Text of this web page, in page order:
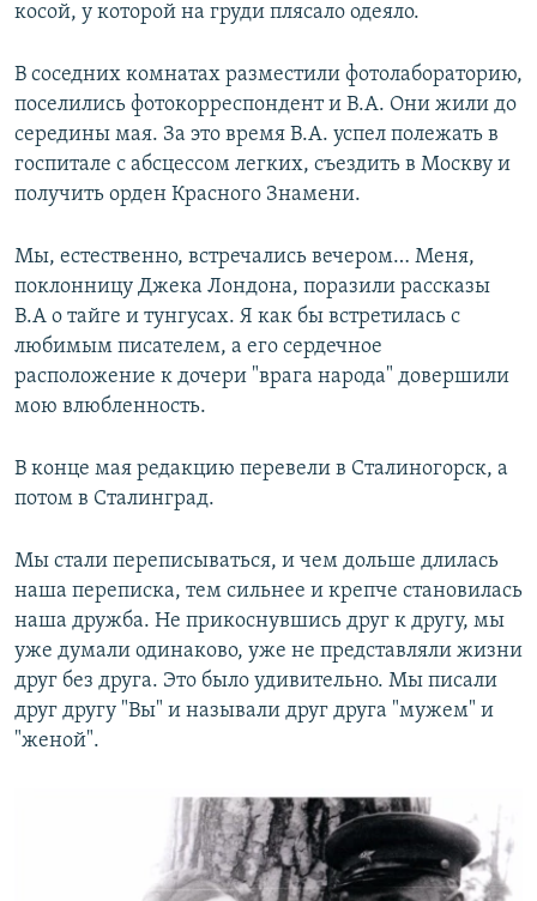
косой, у которой на груди плясало одеяло.
В соседних комнатах разместили фотолабораторию,
поселились фотокорреспондент и В.А. Они жили до
середины мая. За это время В.А. успел полежать в
госпитале с абсцессом легких, съездить в Москву и
получить орден Красного Знамени.
Мы, естественно, встречались вечером… Меня,
поклонницу Джека Лондона, поразили рассказы
В.А о тайге и тунгусах. Я как бы встретилась с
любимым писателем, а его сердечное
расположение к дочери "врага народа" довершили
мою влюбленность.
В конце мая редакцию перевели в Сталиногорск, а
потом в Сталинград.
Мы стали переписываться, и чем дольше длилась
наша переписка, тем сильнее и крепче становилась
наша дружба. Не прикоснувшись друг к другу, мы
уже думали одинаково, уже не представляли жизни
друг без друга. Это было удивительно. Мы писали
друг другу "Вы" и называли друг друга "мужем" и
"женой".